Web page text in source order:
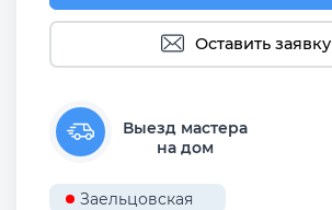
Оставить заявку
Выезд мастера
на дом
Заельцовская